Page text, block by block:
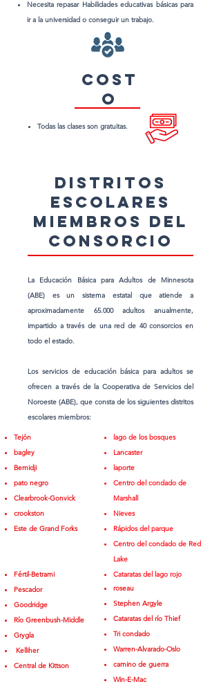
Necesita repasar Habilidades educativas básicas para
ir a la universidad o conseguir un trabajo.
Cost
o
Todas las clases son gratuitas.
distritos
escolares
miembros del
consorcio
La Educación Básica para Adultos de Minnesota
(ABE) es un sistema estatal que atiende a
aproximadamente 65.000 adultos anualmente,
impartido a través de una red de 40 consorcios en
todo el estado.
Los servicios de educación básica para adultos se
ofrecen a través de la Cooperativa de Servicios del
Noroeste (ABE), que consta de los siguientes distritos
escolares miembros:
Tejón
bagley
Bemidji
pato negro
Clearbrook-Gonvick
crookston
Este de Grand Forks
Fértil-Betrami
Pescador
Goodridge
Río Greenbush-Middle
Grygla
Kelliher
Central de Kittson
lago de los bosques
Lancaster
laporte
Centro del condado de
Marshall
Nieves
Rápidos del parque
Centro del condado de Red
Lake
Cataratas del lago rojo
roseau
Stephen Argyle
Cataratas del río Thief
Tri condado
Warren-Alvarado-Oslo
camino de guerra
Win-E-Mac